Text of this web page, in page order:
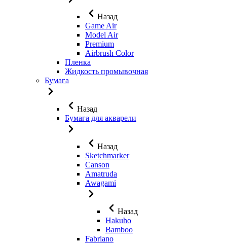
Назад
Game Air
Model Air
Premium
Airbrush Color
Пленка
Жидкость промывочная
Бумага
Назад
Бумага для акварели
Назад
Sketchmarker
Canson
Amatruda
Awagami
Назад
Hakuho
Bamboo
Fabriano